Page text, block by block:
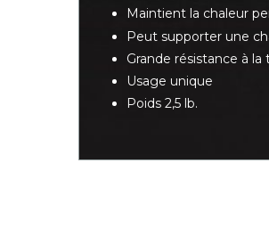
Maintient la chaleur
Peut supporter une
Grande résistance à la
Usage unique
Poids 2,5 lb.